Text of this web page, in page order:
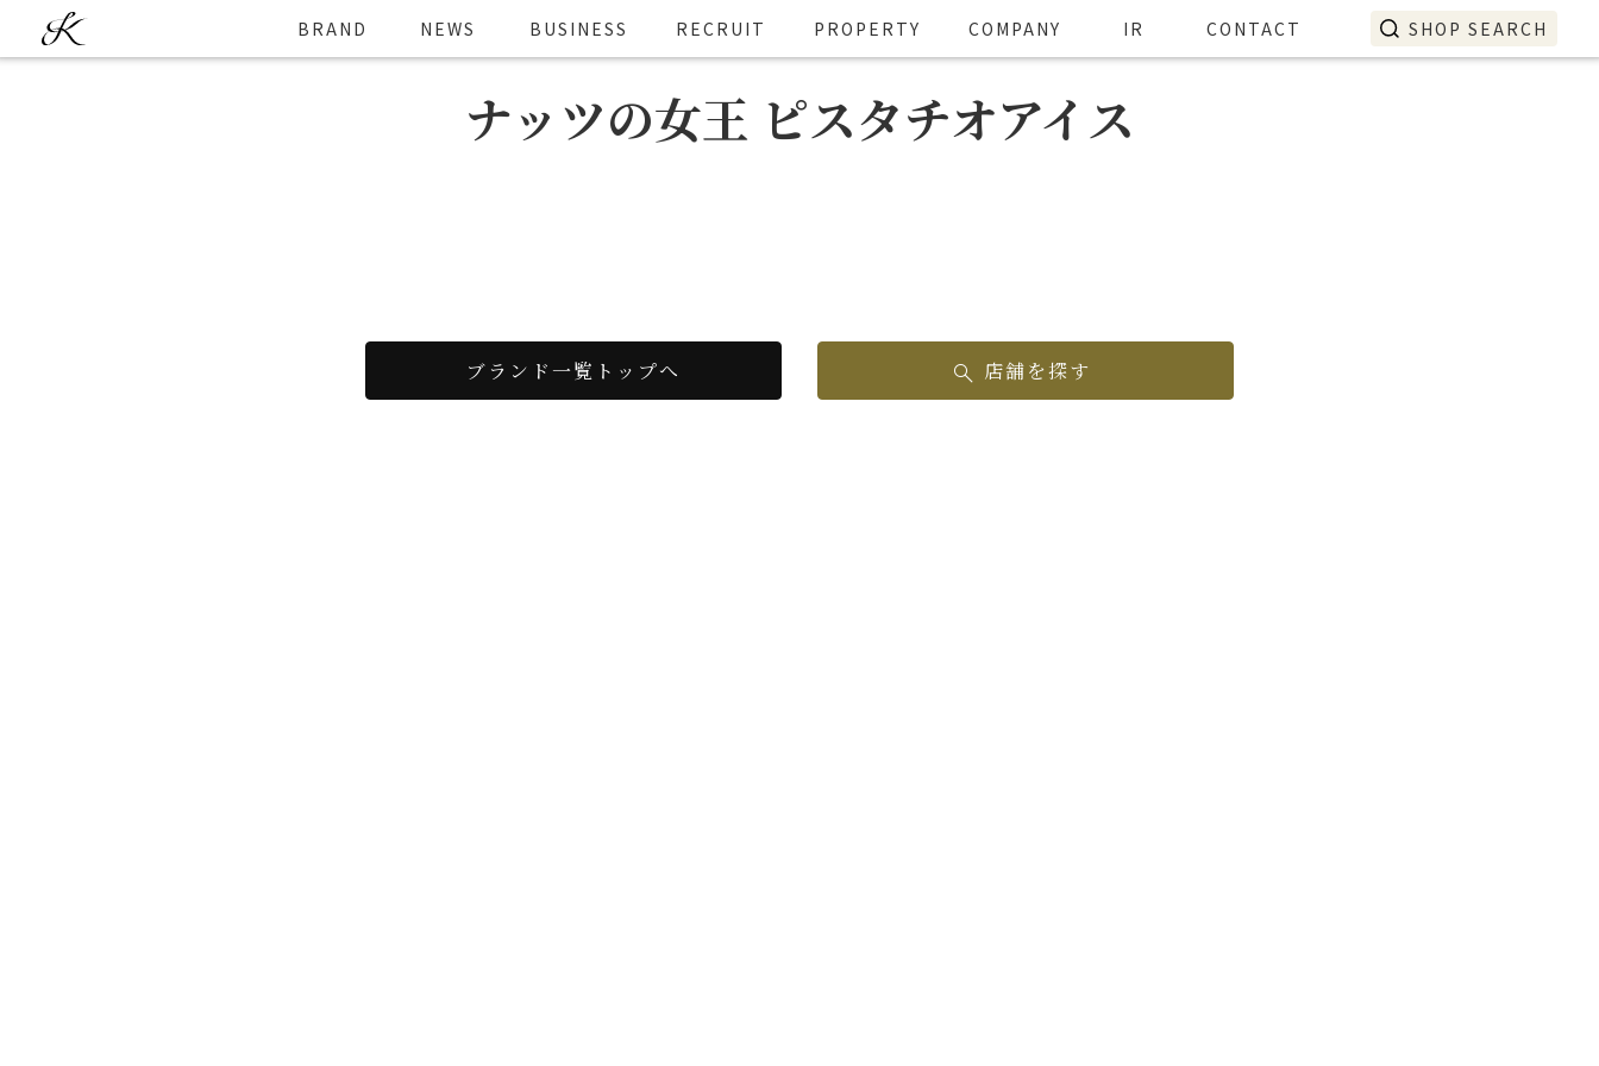
BRAND NEWS BUSINESS RECRUIT PROPERTY COMPANY IR CONTACT SHOP SEARCH
ナッツの女王 ピスタチオアイス
ブランド一覧トップへ 店舗を探す